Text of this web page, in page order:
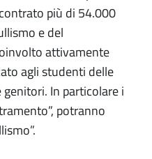
più di 54.000
e del
attivamente
agli studenti delle
In particolare i
potranno